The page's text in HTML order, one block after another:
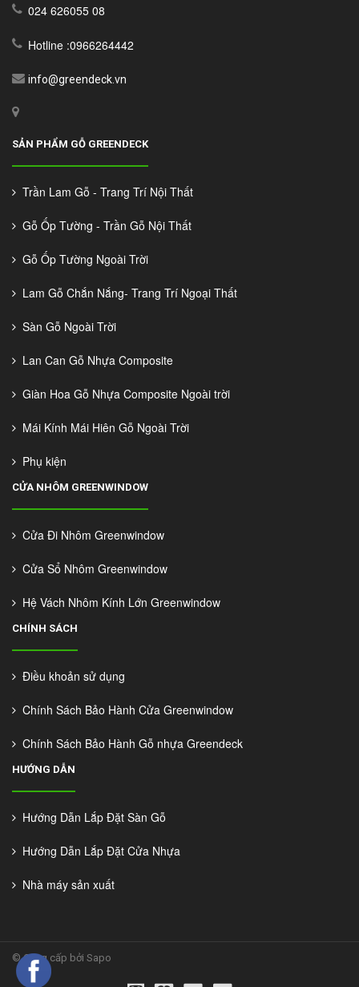
024 626055 08
Hotline :0966264442
info@greendeck.vn
SẢN PHẨM GỖ GREENDECK
Trần Lam Gỗ - Trang Trí Nội Thất
Gỗ Ốp Tường - Trần Gỗ Nội Thất
Gỗ Ốp Tường Ngoài Trời
Lam Gỗ Chắn Nắng- Trang Trí Ngoại Thất
Sàn Gỗ Ngoài Trời
Lan Can Gỗ Nhựa Composite
Giàn Hoa Gỗ Nhựa Composite Ngoài trời
Mái Kính Mái Hiên Gỗ Ngoài Trời
Phụ kiện
CỬA NHÔM GREENWINDOW
Cửa Đi Nhôm Greenwindow
Cửa Sổ Nhôm Greenwindow
Hệ Vách Nhôm Kính Lớn Greenwindow
CHÍNH SÁCH
Điều khoản sử dụng
Chính Sách Bảo Hành Cửa Greenwindow
Chính Sách Bảo Hành Gỗ nhựa Greendeck
HƯỚNG DẪN
Hướng Dẫn Lắp Đặt Sàn Gỗ
Hướng Dẫn Lắp Đặt Cửa Nhựa
Nhà máy sản xuất
©Cung cấp bởi Sapo